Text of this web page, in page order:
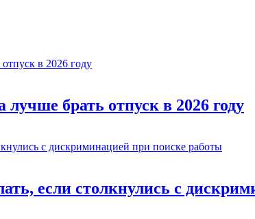
брать отпуск в 2026 году
если столкнулись с